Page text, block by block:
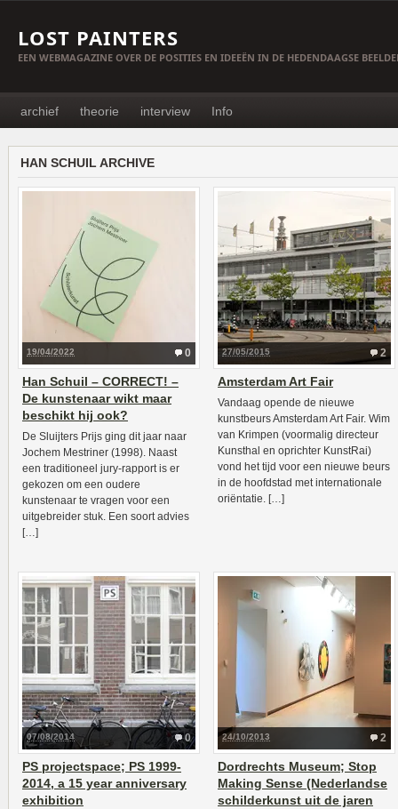
LOST PAINTERS
EEN WEBMAGAZINE OVER DE POSITIES EN IDEEËN IN DE HEDENDAAGSE
archief theorie interview Info
HAN SCHUIL ARCHIVE
0
19/04/2022
Han Schuil – CORRECT! –
De kunstenaar wikt maar
beschikt hij ook?
De Sluijters Prijs ging dit jaar naar
Jochem Mestriner (1998). Naast
een traditioneel jury-rapport is er
gekozen om een oudere
kunstenaar te vragen voor een
uitgebreider stuk. Een soort advies
[…]
2
27/05/2015
Amsterdam Art Fair
Vandaag opende de nieuwe
kunstbeurs Amsterdam Art Fair. Wim
van Krimpen (voormalig directeur
Kunsthal en oprichter KunstRai)
vond het tijd voor een nieuwe beurs
in de hoofdstad met internationale
oriëntatie. […]
0
07/08/2014
PS projectspace; PS 1999-
2014, a 15 year anniversary
exhibition
2
24/10/2013
Dordrechts Museum; Stop
Making Sense (Nederlandse
schilderkunst uit de jaren